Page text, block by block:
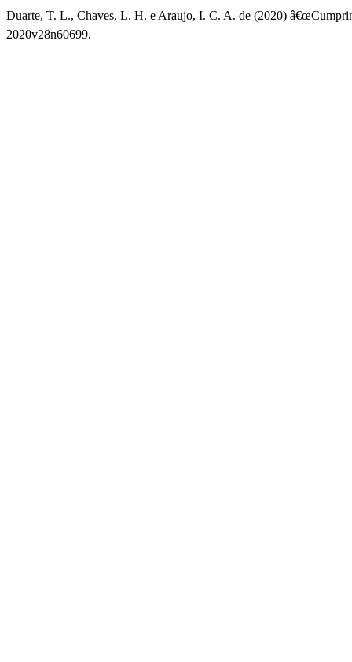
Duarte, T. L., Chaves, L. H. e Araujo, I. C. A. de (2020)
2020v28n60699.